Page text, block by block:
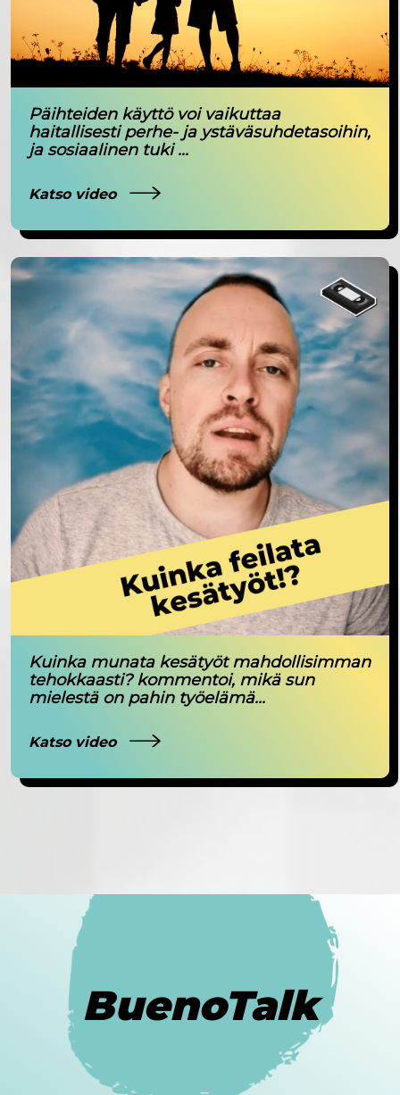
Päihteiden käyttö voi vaikuttaa
haitallisesti perhe- ja ystäväsuhdetasoihin,
ja sosiaalinen tuki ...
Katso video
Kuinka munata kesätyöt mahdollisimman
tehokkaasti? kommentoi, mikä sun
mielestä on pahin työelämä...
Katso video
BuenoTalk